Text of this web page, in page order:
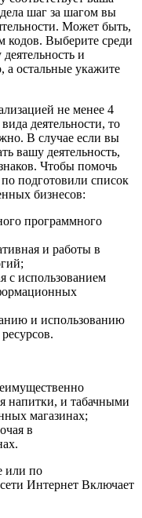
шаг за шагом вы
Может быть,
кодов. Выберите среди
и
а остальные укажите
не менее 4
деятельности, то
В случае если вы
вашу деятельность,
Чтобы помочь
подготовили список
бизнесов:
программного
и работы в
с использованием
и использованию
напитки, и табачными
магазинах;
в
или по
Интернет Включает